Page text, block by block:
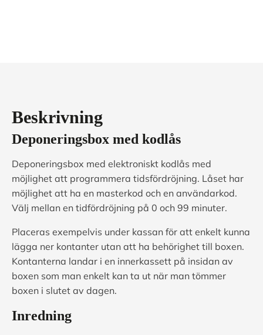
Beskrivning
Deponeringsbox med kodlås
Deponeringsbox med elektroniskt kodlås med
möjlighet att programmera tidsfördröjning. Låset har
möjlighet att ha en masterkod och en användarkod.
Välj mellan en tidfördröjning på 0 och 99 minuter.
Placeras exempelvis under kassan för att enkelt kunna
lägga ner kontanter utan att ha behörighet till boxen.
Kontanterna landar i en innerkassett på insidan av
boxen som man enkelt kan ta ut när man tömmer
boxen i slutet av dagen.
Inredning